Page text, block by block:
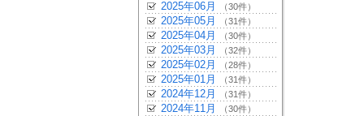
2025年06月 （30件）
2025年05月 （31件）
2025年04月 （30件）
2025年03月 （32件）
2025年02月 （28件）
2025年01月 （31件）
2024年12月 （31件）
2024年11月 （30件）